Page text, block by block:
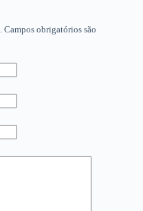
Campos obrigatórios são